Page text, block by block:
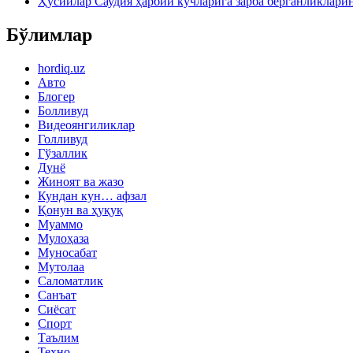
Бўлимлар
hordiq.uz
Авто
Блогер
Болливуд
Видеоянгиликлар
Голливуд
Гўзаллик
Дунё
Жиноят ва жазо
Кундан кун… афзал
Қонун ва ҳуқуқ
Муаммо
Мулоҳаза
Муносабат
Мутолаа
Саломатлик
Санъат
Сиёсат
Спорт
Таълим